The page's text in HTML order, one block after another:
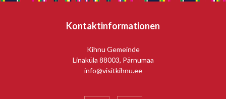
Kontaktinformationen
Kihnu Gemeinde
Linaküla 88003, Pärnumaa
info@visitkihnu.ee